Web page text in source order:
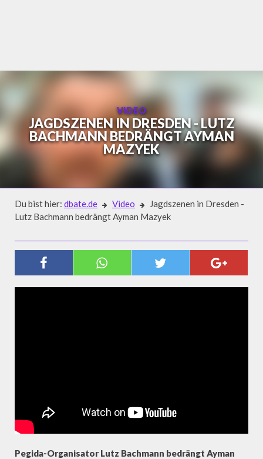
VIDEO
JAGDSZENEN IN DRESDEN - LUTZ
BACHMANN BEDRÄNGT AYMAN
MAZYEK
Du bist hier: dbate.de Video
Jagdszenen in Dresden -
Lutz Bachmann bedrängt Ayman Mazyek
JAGDSZENEN IN DRESDEN - LUTZ
BACHMANN BEDRÄNGT AYMAN
MAZYEK
Pegida-Organisator Lutz Bachmann bedrängt Ayman